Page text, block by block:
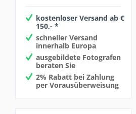
kostenloser Versand ab €
150,- *
schneller Versand
innerhalb Europa
ausgebildete Fotografen
beraten Sie
2% Rabatt bei Zahlung
per Vorausüberweisung